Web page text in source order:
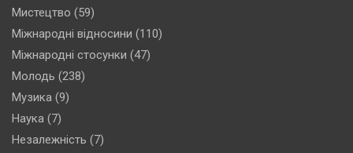
Мистецтво (59)
Міжнародні відносини (110)
Міжнародні стосунки (47)
Молодь (238)
Музика (9)
Наука (7)
Незалежність (7)